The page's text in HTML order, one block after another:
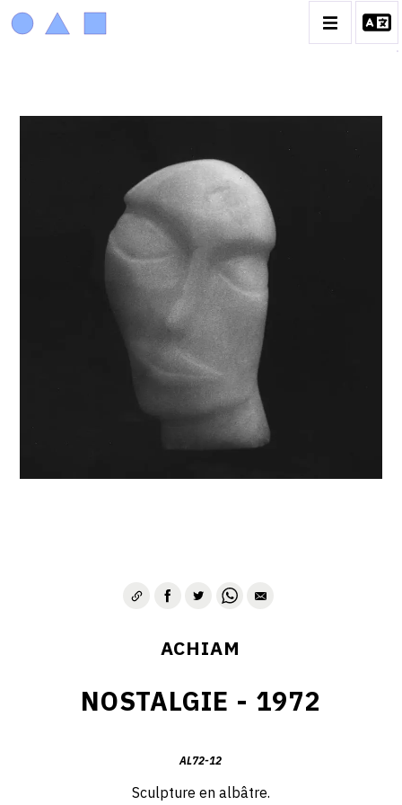
ACHIAM
BIOGRAPHIE
LA PROMENADE DES JARDINS À SÈVRES
CATALOGUE DES OEUVRES
ANIMAUX & PLANTES
BIBLIQUE
ENGAGEMENTS & SOCIÉTÉ
MUSIQUE & DANSE
VIE & SENTIMENTS
ACHIAM
NOSTALGIE - 1972
AL72-12
Sculpture en albâtre.